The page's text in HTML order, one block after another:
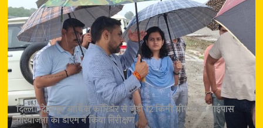
दिल्ली-देहरादून आर्थिक कॉरिडोर से जुड़ी 12 किमी ग्रीनफील्ड बाईपास
परियोजना का डीएम ने किया निरीक्षण